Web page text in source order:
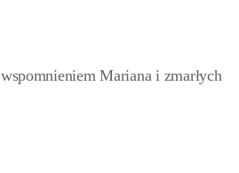
Mariana i zmarłych